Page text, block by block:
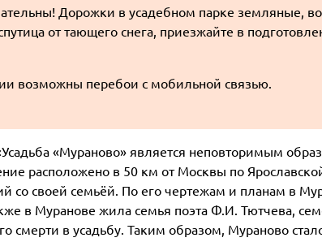
Дорожки в усадебном парке земляные,
от тающего снега, приезжайте в
возможны перебои с мобильной связью.
«Мураново» является неповторимым
расположено в 50 км от Москвы по
со своей семьёй. По его чертежам и планам в
в Муранове жила семья поэта Ф.И. Тютчева,
смерти в усадьбу. Таким образом, Мураново